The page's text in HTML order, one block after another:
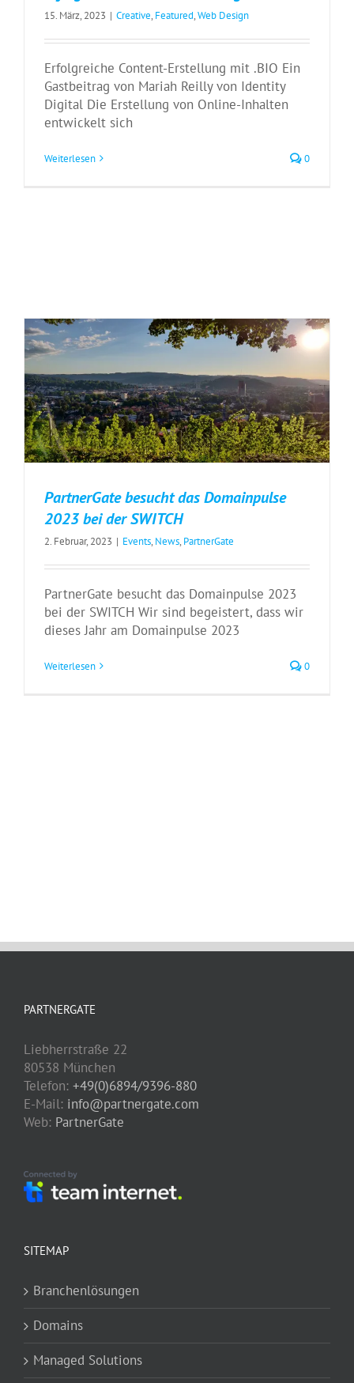
15. März, 2023 | Creative, Featured,Web Design
Erfolgreiche Content-Erstellung mit .BIO Ein
Gastbeitrag von Mariah Reilly von Identity
Digital Die Erstellung von Online-Inhalten
entwickelt sich
Weiterlesen 0
PartnerGate besucht das Domainpulse
2023 bei der SWITCH
2. Februar, 2023 | Events, News, PartnerGate
PartnerGate besucht das Domainpulse 2023
bei der SWITCH Wir sind begeistert, dass wir
dieses Jahr am Domainpulse 2023
Weiterlesen 0
PARTNERGATE
Liebherrstraße 22
80538 München
Telefon: +49(0)6894/9396-880
E-Mail: info@partnergate.com
Web: PartnerGate
SITEMAP
Branchenlösungen
Domains
Managed Solutions